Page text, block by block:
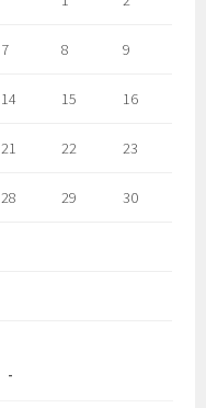
7 8 9
14 15 16
21 22 23
28 29 30